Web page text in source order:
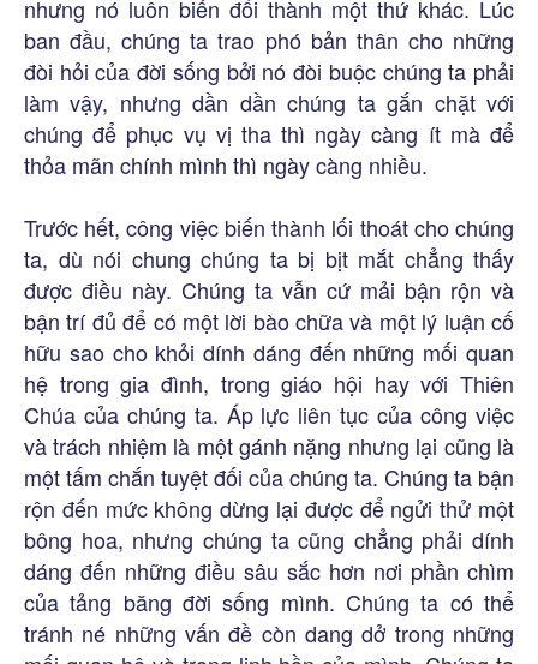
nhưng nó luôn biến đổi thành một thứ khác. Lúc
ban đầu, chúng ta trao phó bản thân cho những
đòi hỏi của đời sống bởi nó đòi buộc chúng ta phải
làm vậy, nhưng dần dần chúng ta gắn chặt với
chúng để phục vụ vị tha thì ngày càng ít mà để
thỏa mãn chính mình thì ngày càng nhiều.
Trước hết, công việc biến thành lối thoát cho chúng
ta, dù nói chung chúng ta bị bịt mắt chẳng thấy
được điều này. Chúng ta vẫn cứ mải bận rộn và
bận trí đủ để có một lời bào chữa và một lý luận cố
hữu sao cho khỏi dính dáng đến những mối quan
hệ trong gia đình, trong giáo hội hay với Thiên
Chúa của chúng ta. Áp lực liên tục của công việc
và trách nhiệm là một gánh nặng nhưng lại cũng là
một tấm chắn tuyệt đối của chúng ta. Chúng ta bận
rộn đến mức không dừng lại được để ngửi thử một
bông hoa, nhưng chúng ta cũng chẳng phải dính
dáng đến những điều sâu sắc hơn nơi phần chìm
của tảng băng đời sống mình. Chúng ta có thể
tránh né những vấn đề còn dang dở trong những